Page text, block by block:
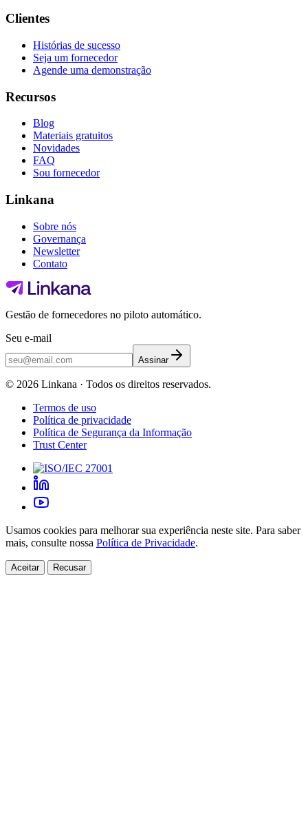
Clientes
Histórias de sucesso
Seja um fornecedor
Agende uma demonstração
Recursos
Blog
Materiais gratuitos
Novidades
FAQ
Sou fornecedor
Linkana
Sobre nós
Governança
Newsletter
Contato
Gestão de fornecedores no piloto automático.
Seu e-mail
Assinar
© 2026 Linkana · Todos os direitos reservados.
Termos de uso
Política de privacidade
Política de Segurança da Informação
Trust Center
Usamos cookies para melhorar sua experiência neste site. Para saber
mais, consulte nossa Política de Privacidade.
Aceitar Recusar